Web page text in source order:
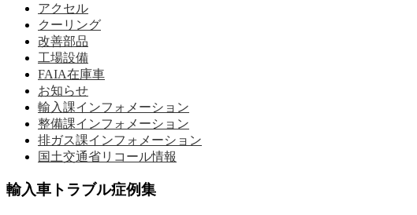
アクセル
クーリング
改善部品
工場設備
FAIA在庫車
お知らせ
輸入課インフォメーション
整備課インフォメーション
排ガス課インフォメーション
国土交通省リコール情報
輸入車トラブル症例集